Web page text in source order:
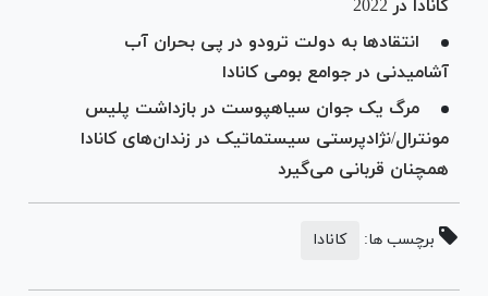
کانادا در 2022
انتقادها به دولت ترودو در پی بحران آب
آشامیدنی در جوامع بومی کانادا
مرگ یک جوان سیاه‎پوست در بازداشت پلیس
مونترال/نژادپرستی سیستماتیک در زندان‌های کانادا
همچنان قربانی می‌گیرد
برچسب ها: کانادا